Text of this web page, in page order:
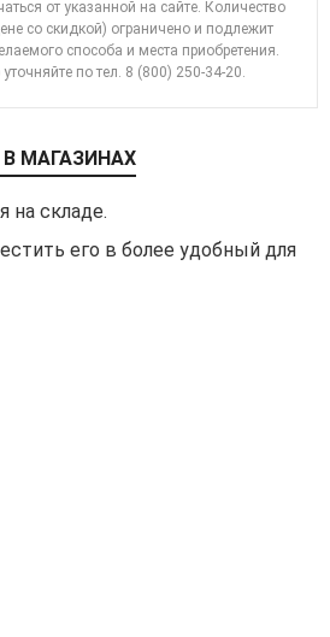
от указанной на сайте. Количество
со скидкой) ограничено и подлежит
способа и места приобретения.
потел. 8 (800) 250-34-20
МАГАЗИНАХ
на складе.
его в более удобный для